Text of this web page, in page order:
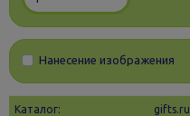
Нанесение изображения
Каталог: gifts.ru